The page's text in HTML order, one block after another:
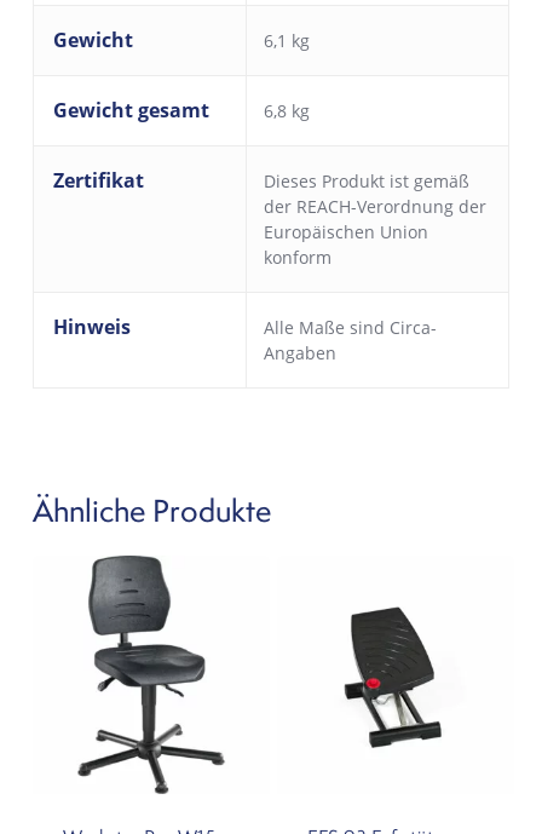
Gewicht 6,1 kg
Gewicht gesamt 6,8 kg
Zertifikat
Dieses Produkt ist gemäß
der REACH-Verordnung der
Europäischen Union
konform
Hinweis
Alle Maße sind Circa-
Angaben
Ähnliche Produkte